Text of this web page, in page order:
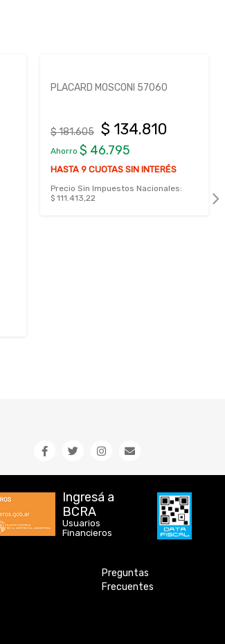
PLACARD MOSCONI 57060
$ 181.605 $ 134.810
Ahorro $ 46.795
HASTA 9 CUOTAS SIN INTERÉS
Precio Sin Impuestos Nacionales:
$ 111.413,22
Ingresá a
BCRA
Usuarios
Financieros
Preguntas
Frecuentes